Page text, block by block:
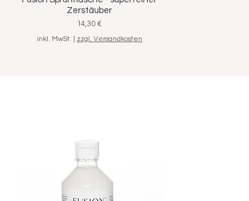
Zerstäuber
Preis
14,30 €
inkl. MwSt. zzgl. Versandkosten